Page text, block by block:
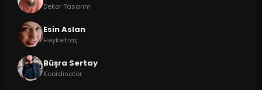
Dekor Tasarım
Esin Aslan
Heykeltraş
Büşra Sertay
Koordinatör